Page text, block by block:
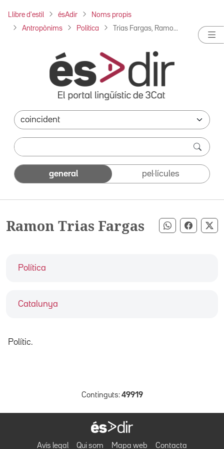
Llibre d'estil ésAdir Noms propis
Antropònims Política Trias Fargas, Ramo...
general pel·lícules
Ramon Trias Fargas Compartir
Política
Catalunya
Polític.
Continguts: 49919
Avís legal Qui som Mapa web Contacta